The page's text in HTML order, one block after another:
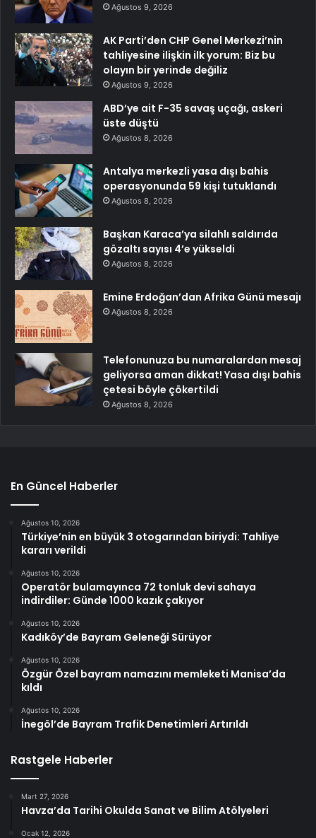
Ağustos 9, 2026
AK Parti’den CHP Genel Merkezi’nin
tahliyesine ilişkin ilk yorum: Biz bu
olayın bir yerinde değiliz
Ağustos 9, 2026
ABD’ye ait F-35 savaş uçağı, askeri
üste düştü
Ağustos 8, 2026
Antalya merkezli yasa dışı bahis
operasyonunda 59 kişi tutuklandı
Ağustos 8, 2026
Başkan Karaca’ya silahlı saldırıda
gözaltı sayısı 4’e yükseldi
Ağustos 8, 2026
Emine Erdoğan’dan Afrika Günü mesajı
Ağustos 8, 2026
Telefonunuza bu numaralardan mesaj
geliyorsa aman dikkat! Yasa dışı bahis
çetesi böyle çökertildi
Ağustos 8, 2026
En Güncel Haberler
Ağustos 10, 2026
Türkiye’nin en büyük 3 otogarından biriydi: Tahliye
kararı verildi
Ağustos 10, 2026
Operatör bulamayınca 72 tonluk devi sahaya
indirdiler: Günde 1000 kazık çakıyor
Ağustos 10, 2026
Kadıköy’de Bayram Geleneği Sürüyor
Ağustos 10, 2026
Özgür Özel bayram namazını memleketi Manisa’da
kıldı
Ağustos 10, 2026
İnegöl’de Bayram Trafik Denetimleri Artırıldı
Rastgele Haberler
Mart 27, 2026
Havza’da Tarihi Okulda Sanat ve Bilim Atölyeleri
Ocak 12, 2026